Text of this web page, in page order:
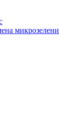
микрозелени